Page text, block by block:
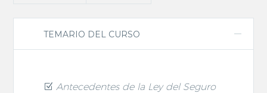
TEMARIO DEL CURSO
Antecedentes de la Ley del Seguro